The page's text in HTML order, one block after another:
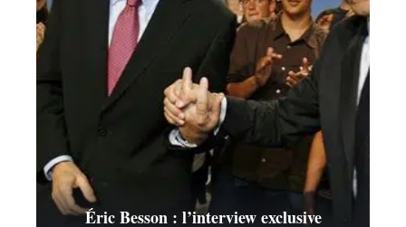
Éric Besson : l’interview exclusive